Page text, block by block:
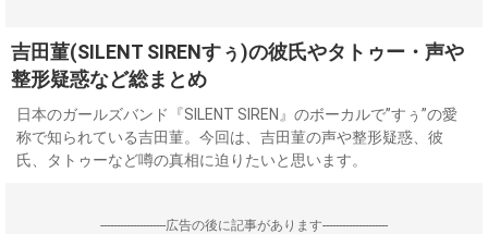
吉田菫(SILENT SIRENすぅ)の彼氏やタトゥー・声や
整形疑惑など総まとめ
日本のガールズバンド『SILENT SIREN』のボーカルで”すぅ”の愛
称で知られている吉田菫。今回は、吉田菫の声や整形疑惑、彼
氏、タトゥーなど噂の真相に迫りたいと思います。
--------------------広告の後に記事があります--------------------